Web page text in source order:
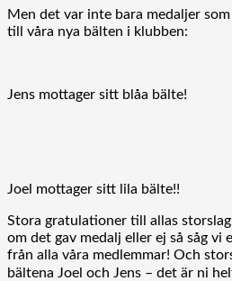
Men det var inte bara medaljer
till våra nya bälten i klubben:
Jens mottager sitt blåa bälte!
Joel mottager sitt lila bälte!!
Stora gratulationer till allas
om det gav medalj eller ej så såg
från alla våra medlemmar! Och
bältena Joel och Jens – det är ni